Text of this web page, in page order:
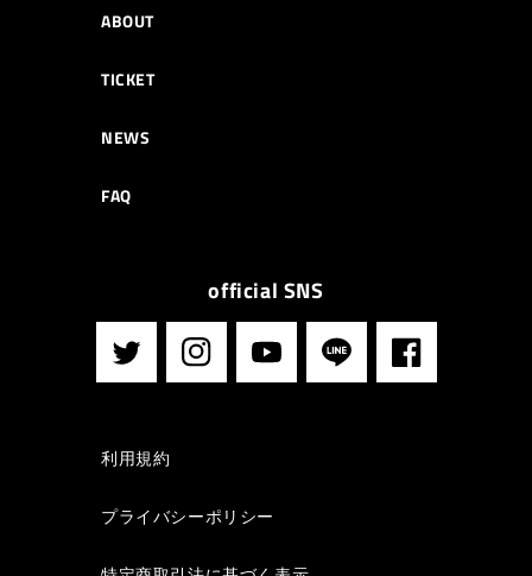
ABOUT
TICKET
NEWS
FAQ
official SNS
Twitter InstagramYouTube LINE Facebook
利用規約
プライバシーポリシー